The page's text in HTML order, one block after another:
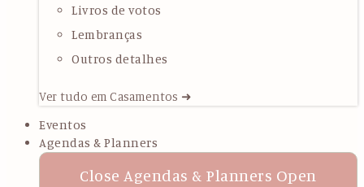
Livros de votos
Lembranças
Outros detalhes
Ver tudo em Casamentos ➜
Eventos
Agendas & Planners
Close Agendas & Planners Open